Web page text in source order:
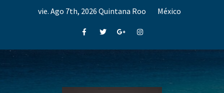
vie. Ago 7th, 2026 Quintana Roo México
FacebookTwitterGoogle+Instagram